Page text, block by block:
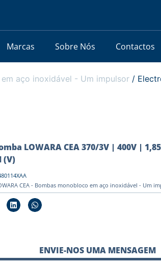
Marcas Sobre Nós Contactos
aço inoxidável - Um impulsor /
LOWARA CEA 370/3V | 400V |
(V)
CEA - Bombas monobloco em aço inoxidável - Um
ENVIE-NOS UMA MENSAGEM